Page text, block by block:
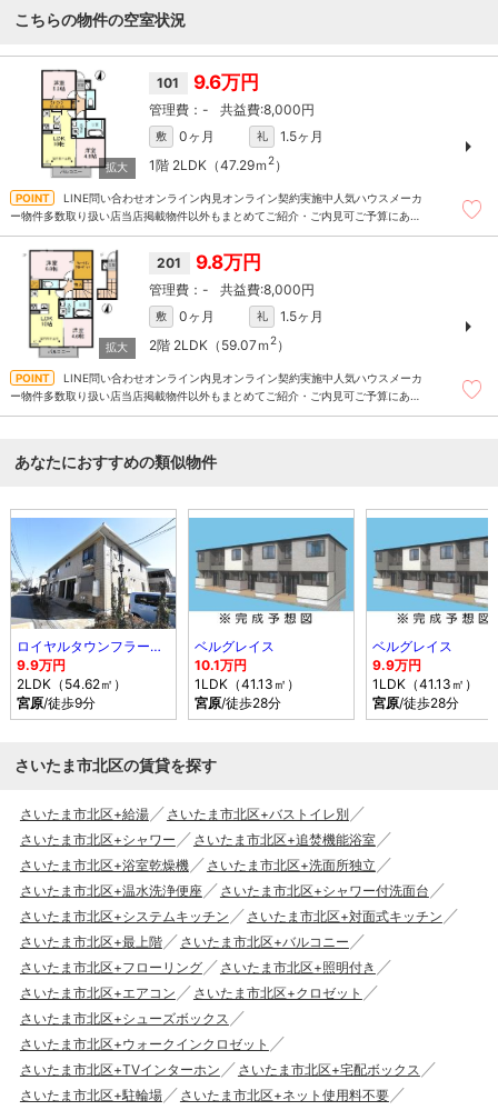
こちらの物件の空室状況
101 9.6万円
- 8,000円
敷 0ヶ月 礼
1.5ヶ月
1階 2LDK（47.29ｍ 2）
LINE問い合わせオンライン内見オンライン契約実施中人気ハウスメーカ
ー物件多数取り扱い店当店掲載物件以外もまとめてご紹介・ご内見可ご予算にあっ
201 9.8万円
- 8,000円
敷 0ヶ月 礼
1.5ヶ月
2階 2LDK（59.07ｍ 2）
LINE問い合わせオンライン内見オンライン契約実施中人気ハウスメーカ
ー物件多数取り扱い店当店掲載物件以外もまとめてご紹介・ご内見可ご予算にあっ
あなたにおすすめの類似物件
ロイヤルタウンフラーゼＣ
9.9万円
2LDK（54.62㎡）
宮原/徒歩9分
ベルグレイス
10.1万円
1LDK（41.13㎡）
宮原/徒歩28分
ベルグレイス
9.9万円
1LDK（41.13㎡）
宮原/徒歩28分
さいたま市北区の賃貸を探す
さいたま市北区+給湯
さいたま市北区+バストイレ別
さいたま市北区+シャワー
さいたま市北区+追焚機能浴室
さいたま市北区+浴室乾燥機
さいたま市北区+洗面所独立
さいたま市北区+温水洗浄便座
さいたま市北区+シャワー付洗面台
さいたま市北区+システムキッチン
さいたま市北区+対面式キッチン
さいたま市北区+最上階
さいたま市北区+バルコニー
さいたま市北区+フローリング
さいたま市北区+照明付き
さいたま市北区+エアコン
さいたま市北区+クロゼット
さいたま市北区+シューズボックス
さいたま市北区+ウォークインクロゼット
さいたま市北区+TVインターホン
さいたま市北区+宅配ボックス
さいたま市北区+駐輪場
さいたま市北区+ネット使用料不要